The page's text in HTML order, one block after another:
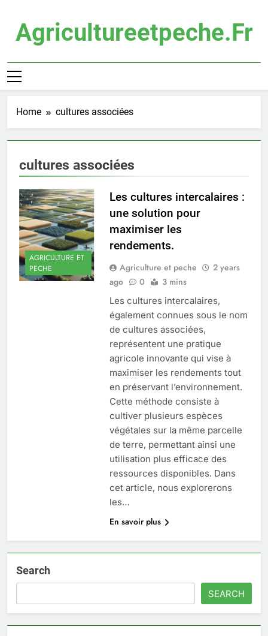
contentAgricultureetpeche.fr
Home cultures associées
cultures associées
AGRICULTURE ET
PECHE
Les cultures intercalaires :
une solution pour
maximiser les
rendements.
Agriculture et peche
2 years
ago
0 3 mins
Les cultures intercalaires,
également connues sous le nom
de cultures associées,
représentent une pratique
agricole innovante qui vise à
maximiser les rendements tout
en préservant l’environnement.
Cette méthode consiste à
cultiver plusieurs espèces
végétales sur la même parcelle
de terre, permettant ainsi une
utilisation plus efficace des
ressources disponibles. Dans
cet article, nous explorerons
les…
En savoir plus
Search
SEARCH